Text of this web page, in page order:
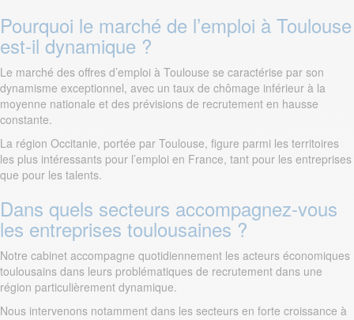
Pourquoi le marché de l’emploi à Toulouse
est-il dynamique ?
Le marché des offres d’emploi à Toulouse se caractérise par son
dynamisme exceptionnel, avec un taux de chômage inférieur à la
moyenne nationale et des prévisions de recrutement en hausse
constante.
La région Occitanie, portée par Toulouse, figure parmi les territoires
les plus intéressants pour l’emploi en France, tant pour les entreprises
que pour les talents.
Dans quels secteurs accompagnez-vous
les entreprises toulousaines ?
Notre cabinet accompagne quotidiennement les acteurs économiques
toulousains dans leurs problématiques de recrutement dans une
région particulièrement dynamique.
Nous intervenons notamment dans les secteurs en forte croissance à